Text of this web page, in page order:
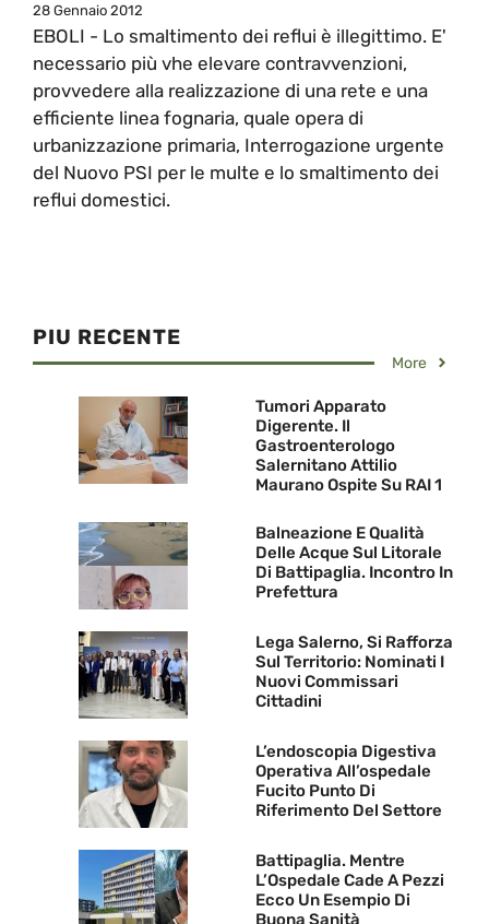
28 Gennaio 2012
EBOLI - Lo smaltimento dei reflui è illegittimo. E'
necessario più vhe elevare contravvenzioni,
provvedere alla realizzazione di una rete e una
efficiente linea fognaria, quale opera di
urbanizzazione primaria, Interrogazione urgente
del Nuovo PSI per le multe e lo smaltimento dei
reflui domestici.
PIU RECENTE
More
Tumori Apparato
Digerente. Il
Gastroenterologo
Salernitano Attilio
Maurano Ospite Su RAI 1
Balneazione E Qualità
Delle Acque Sul Litorale
Di Battipaglia. Incontro In
Prefettura
Lega Salerno, Si Rafforza
Sul Territorio: Nominati I
Nuovi Commissari
Cittadini
L’endoscopia Digestiva
Operativa All’ospedale
Fucito Punto Di
Riferimento Del Settore
Battipaglia. Mentre
L’Ospedale Cade A Pezzi
Ecco Un Esempio Di
Buona Sanità